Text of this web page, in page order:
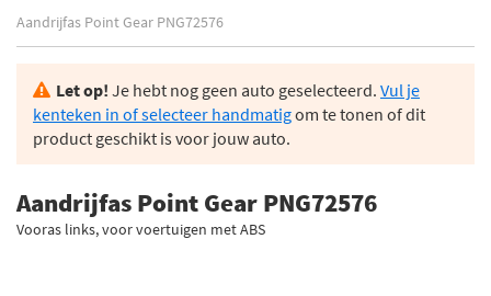
Aandrijfas Point Gear PNG72576
Let op! Je hebt nog geen auto geselecteerd. Vul je
kenteken in of selecteer handmatigom te tonen of dit
product geschikt is voor jouw auto.
Aandrijfas Point Gear PNG72576
Vooras links, voor voertuigen met ABS